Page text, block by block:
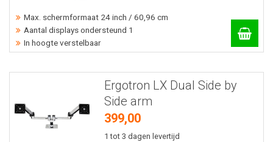
Max. schermformaat 24 inch / 60,96 cm
Aantal displays ondersteund 1
In hoogte verstelbaar
Ergotron LX Dual Side by
Side arm
399,00
1 tot 3 dagen levertijd